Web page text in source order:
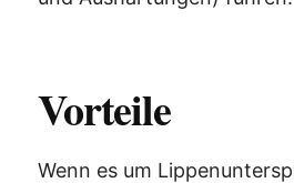
Vorteile
Wenn es um